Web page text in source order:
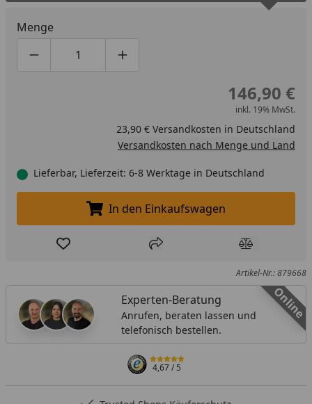
Menge
Produktmenge um eins verringern
Produktmenge manuell eingeben
Produktmenge um eins erhöhen
146,90 €
inkl. 19% MwSt.
23,90 € Versandkosten in Deutschland
Versandkosten nach Menge und Land
Lieferbar, Lieferzeit: 6-8 Werktage in Deutschland
In den Einkaufswagen legen
In den Einkaufswagen
Produkt zur Wunschliste hinzufügen
Teilen Produkt
Artikel-Nr.: 879668
Online
Experten-Beratung
Anrufen, beraten lassen und
telefonisch bestellen.
4,67/ 5